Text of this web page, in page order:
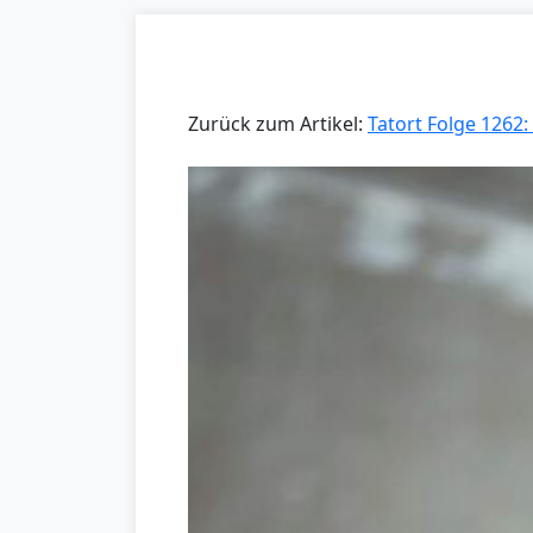
Zurück zum Artikel: Tatort Folge 1262: